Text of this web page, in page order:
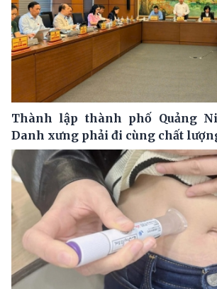
Thành lập thành phố Quảng
Danh xưng phải đi cùng chất